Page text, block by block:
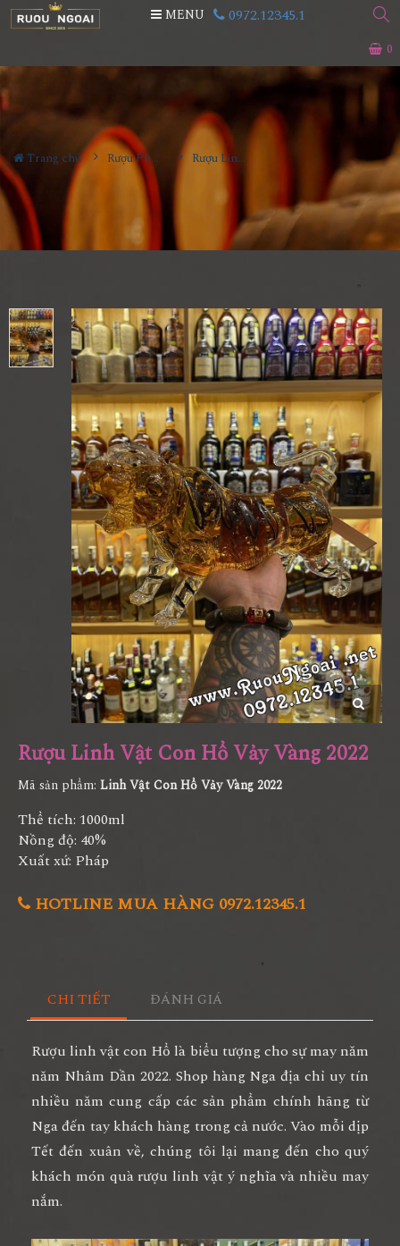
0
MENU 0972.12345.1
Trang chủ Rượu Phong Thủy Rượu Linh Vật Con Hổ Vảy Vàng 2022
Rượu Linh Vật Con Hổ Vảy Vàng 2022
Mã sản phẩm: Linh Vật Con Hổ Vảy Vàng 2022
Thể tích: 1000ml
Nồng độ: 40%
Xuất xứ: Pháp
HOTLINE MUA HÀNG 0972.12345.1
CHI TIẾT ĐÁNH GIÁ
Rượu linh vật con Hổ là biểu tượng cho sự may năm
năm Nhâm Dần 2022. Shop hàng Nga địa chỉ uy tín
nhiều năm cung cấp các sản phẩm chính hãng từ
Nga đến tay khách hàng trong cả nước. Vào mỗi dịp
Tết đến xuân về, chúng tôi lại mang đến cho quý
khách món quà rượu linh vật ý nghĩa và nhiều may
nắm.